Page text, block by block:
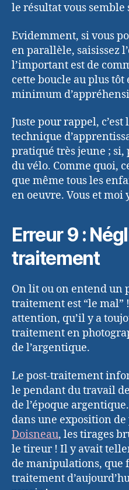
le résultat vous semble
Evidemment, si vous
en parallèle, saisissez
l’important est de
cette boucle au plus tôt
minimum
Juste pour rappel,
technique
pratiqué très jeune ;
du vélo. Comme quoi,
que même tous les
en oeuvre. Vous et moi
Erreur 9 :
traitement
On lit ou on entend un
traitement est “le mal”
attention, qu’il y a
traitement en
de l’argentique.
Le post-traitement
le pendant du travail
de l’époque
dans une exposition
Doisneau, les tirages
le tireur ! Il y avait
de manipulations, que
traitement